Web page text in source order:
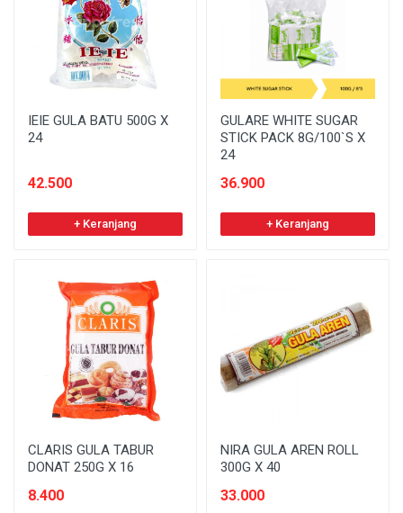
IEIE GULA BATU 500G X
24
42.500
+ Keranjang
GULARE WHITE SUGAR
STICK PACK 8G/100`S X
24
36.900
+ Keranjang
CLARIS GULA TABUR
DONAT 250G X 16
8.400
NIRA GULA AREN ROLL
300G X 40
33.000